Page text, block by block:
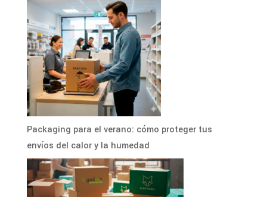
Packaging para el verano: cómo proteger tus
envíos del calor y la humedad